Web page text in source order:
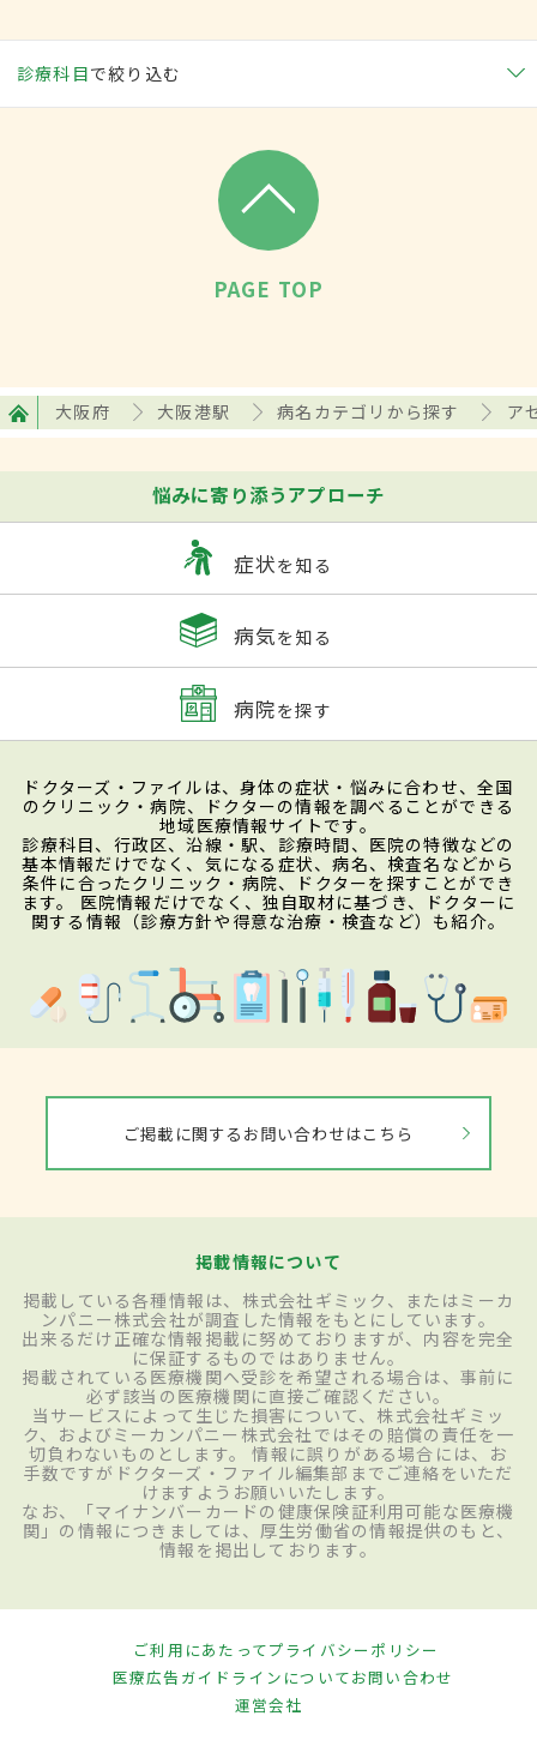
診療科目で絞り込む
PAGE TOP
大阪府 大阪港駅 病名カテゴリから探す ア
悩みに寄り添うアプローチ
症状を知る
病気を知る
病院を探す
ドクターズ・ファイルは、身体の症状・悩みに合わせ、全国
のクリニック・病院、ドクターの情報を調べることができる
地域医療情報サイトです。
診療科目、行政区、沿線・駅、診療時間、医院の特徴などの
基本情報だけでなく、気になる症状、病名、検査名などから
条件に合ったクリニック・病院、ドクターを探すことができ
ます。 医院情報だけでなく、独自取材に基づき、ドクターに
関する情報（診療方針や得意な治療・検査など）も紹介。
ご掲載に関するお問い合わせはこちら
掲載情報について
掲載している各種情報は、株式会社ギミック、またはミーカ
ンパニー株式会社が調査した情報をもとにしています。
出来るだけ正確な情報掲載に努めておりますが、内容を完全
に保証するものではありません。
掲載されている医療機関へ受診を希望される場合は、事前に
必ず該当の医療機関に直接ご確認ください。
当サービスによって生じた損害について、株式会社ギミッ
ク、およびミーカンパニー株式会社ではその賠償の責任を一
切負わないものとします。 情報に誤りがある場合には、お
手数ですがドクターズ・ファイル編集部までご連絡をいただ
けますようお願いいたします。
なお、「マイナンバーカードの健康保険証利用可能な医療機
関」の情報につきましては、厚生労働省の情報提供のもと、
情報を掲出しております。
ご利用にあたってプライバシーポリシー
医療広告ガイドラインについてお問い合わせ
運営会社